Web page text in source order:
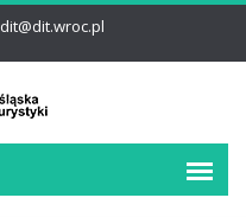
dit@dit.wroc.pl